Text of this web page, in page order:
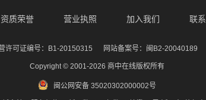
资质荣誉 营业执照 加入我们 联
许可证编号：B1-20150315 网站备案号：闽B2-20040189
Copyright © 2001-2026 商中在线版权所有
闽公网安备 35020302000002号